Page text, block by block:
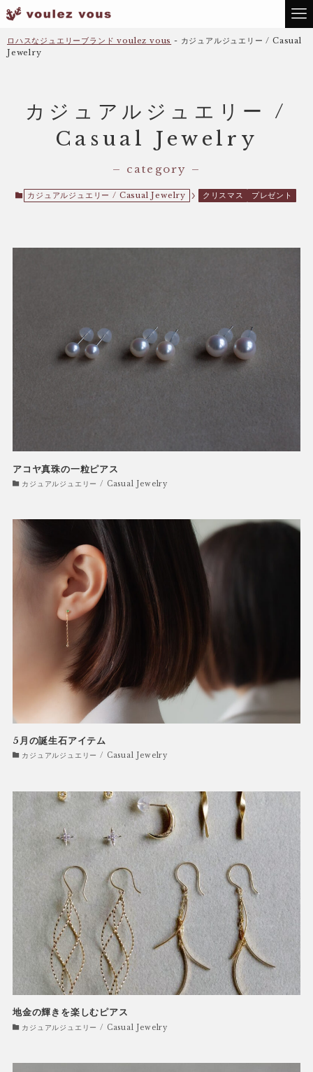
ロハスなジュエリーブランド voulez vous - カジュアルジュエリー / Casual
Jewelry
カジュアルジュエリー /
Casual Jewelry
– category –
カジュアルジュエリー / Casual Jewelry クリスマス プレゼント
アコヤ真珠の一粒ピアス
カジュアルジュエリー / Casual Jewelry
5月の誕生石アイテム
カジュアルジュエリー / Casual Jewelry
地金の輝きを楽しむピアス
カジュアルジュエリー / Casual Jewelry